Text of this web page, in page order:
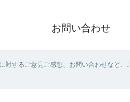
お問い合わせ
対するご意見ご感想、お問い合わせなど